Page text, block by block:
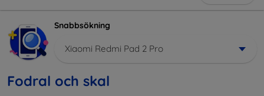
Snabbsökning
Xiaomi Redmi Pad 2 Pro
Fodral och skal